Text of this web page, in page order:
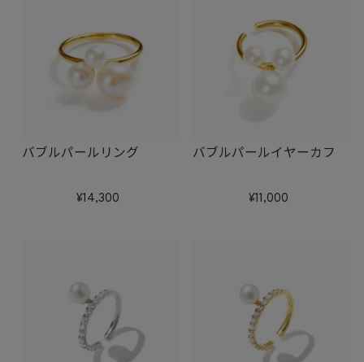
バブルパールリング
14,300
バブルパールイヤーカフ
11,000